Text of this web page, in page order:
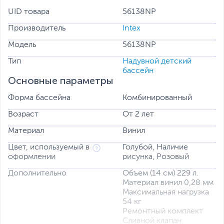
UID товара 56138NP
Производитель Intex
Модель 56138NP
Тип
Надувной детский
бассейн
Основные параметры
Форма бассейна Комбинированный
Возраст От 2 лет
Материал Винил
Цвет, используемый в
оформлении
Голубой, Наличие
рисунка, Розовый
Дополнительно
Объем (14 см) 229 л.
Материал винил 0,28 мм
Максимальная нагрузка
54 кг
Ремонтный комплект
Сливной клапан